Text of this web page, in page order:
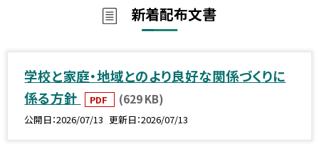
新着配布文書
学校と家庭・地域とのより良好な関係づくりに
係る方針
PDF (629 KB)
公開日 2026/07/13 更新日 2026/07/13